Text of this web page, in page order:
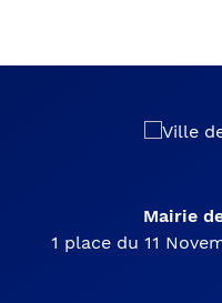
Mairie
1 place du 11